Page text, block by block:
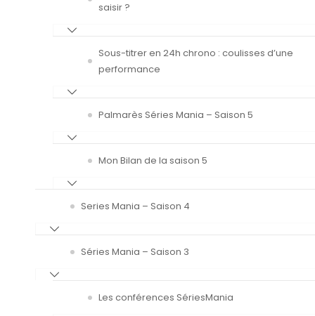
saisir ?
Sous-titrer en 24h chrono : coulisses d’une
performance
Palmarès Séries Mania – Saison 5
Mon Bilan de la saison 5
Series Mania – Saison 4
Séries Mania – Saison 3
Les conférences SériesMania